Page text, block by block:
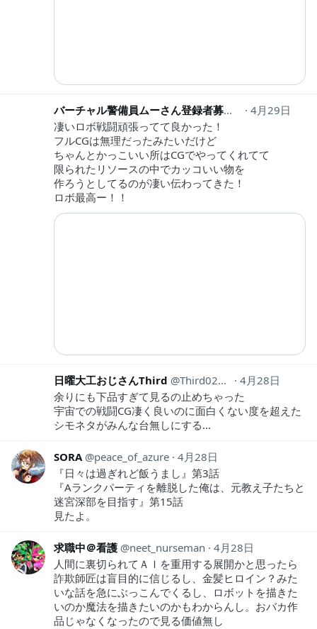
バーチャル警備員ムーさん登録者募集中 muu3651
4月29日
凄いロボ戦闘頑張ってて良かった！
フルCGは無理だったみたいだけど
ちゃんとかっこいい所はCGでやってくれてて
限られたリソースの中でカッコいい物を
作ろうとしてるのが凄い伝わってきた！
ロボ最高ー！！
日曜大工おじさんThird Third02441812
4月28日
余りにも下品すぎて見るの止めちゃった
宇宙での戦闘CG凄く良いのに面白くない度を超えた
シモネタがみんな台無しにする…
SORA peace_of_azure 4月28日
『日々は過ぎれど飯うまし』第3話
『Aランクパーティを離脱した俺は、元教え子たちと
迷宮深部を目指す』第15話
見たよ。
求職中＠看護 neet_nurseman
4月28日
人間に裏切られてＡＩを重用する展開かと思ったら
詐欺師匠は盲目的に信じるし、金髪ヒロイン？みた
いな話を急にぶっこんでくるし、ロボットを描きた
いのか魔法を描きたいのかもわからんし。おバカ作
品じゃなくなったので見る価値無し